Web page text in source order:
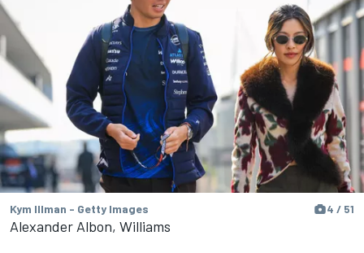
Kym Illman - Getty Images 4 / 51
Alexander Albon, Williams